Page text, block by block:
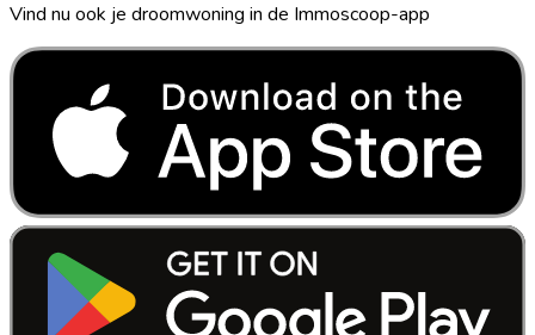
Vind nu ook je droomwoning in de Immoscoop-app